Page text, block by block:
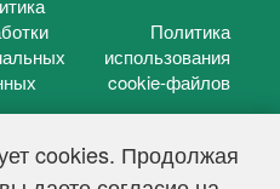
cookies. Продолжая
Политика
использования
cookie-файлов